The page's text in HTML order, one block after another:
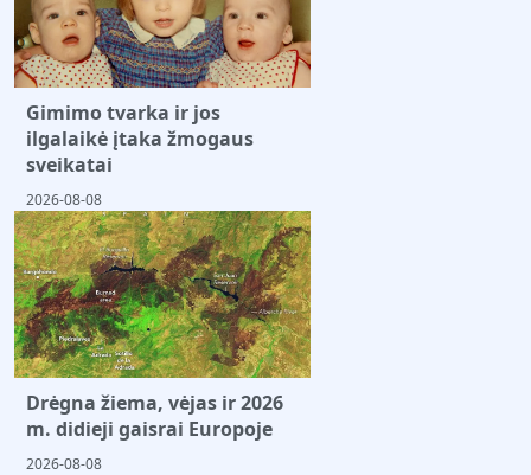
Gimimo tvarka ir jos
ilgalaikė įtaka žmogaus
sveikatai
2026-08-08
Drėgna žiema, vėjas ir 2026
m. didieji gaisrai Europoje
2026-08-08